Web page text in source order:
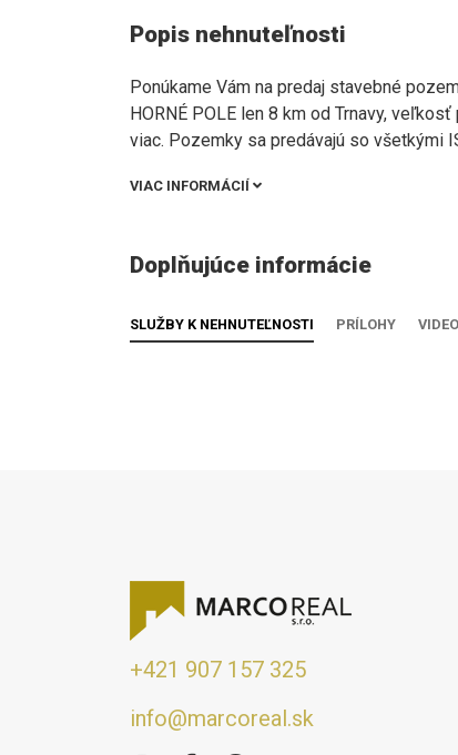
Popis nehnuteľnosti
Ponúkame Vám na predaj stavebné
HORNÉ POLE len 8 km od Trnavy,
viac. Pozemky sa predávajú so všetkými
VIAC INFORMÁCIÍ
Doplňujúce informácie
SLUŽBY K NEHNUTEĽNOSTI PRÍLOHY VIDEO
+421 907 157 325
info@marcoreal.sk